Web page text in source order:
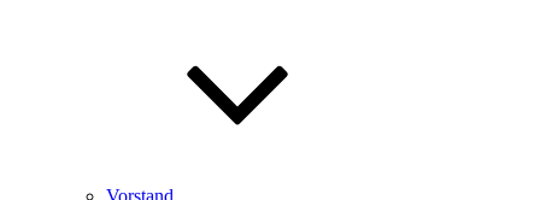
Vorstand